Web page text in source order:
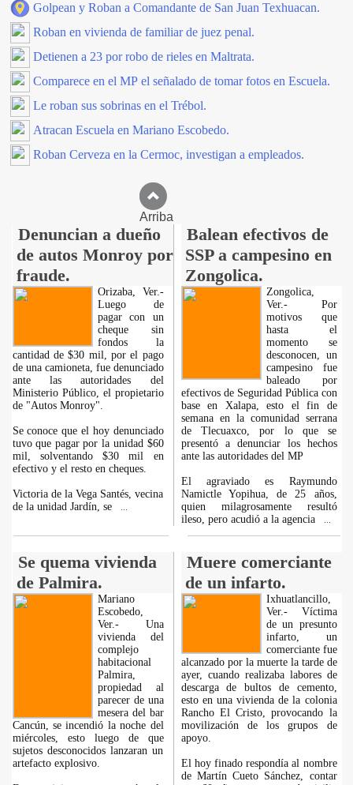
Golpean y Roban a Comandante de San Juan Texhuacan.
Roban en vivienda de familiar de juez penal.
Detienen a 23 por robo de rieles en Maltrata.
Comparece en el MP el señalado de tomar fotos en Escuela.
Le roban sus sobrinas en el Trébol.
Atracan Escuela en Mariano Escobedo.
Roban Cerveza en la Cermoc, investigan a empleados.
Arriba
Denuncian a dueño
de autos Monroy por
fraude.
Balean efectivos de
SSP a campesino en
Zongolica.
Orizaba, Ver.-
Luego de
pagar con un
cheque sin
fondos la
cantidad de $30 mil, por el pago
de una camioneta, fue denunciado
ante las autoridades del
Ministerio Público, el propietario
de "Autos Monroy".
Se conoce que el hoy denunciado
tuvo que pagar por la unidad $60
mil, solventando $30 mil en
efectivo y el resto en cheques.
Victoria de la Vega Santés, vecina
de la unidad Jardín, se
Zongolica,
Ver.- Por
motivos que
hasta el
momento se
desconocen, un
campesino fue
baleado por
efectivos de Seguridad Pública con
base en Xalapa, esto el fin de
semana en la comunidad serrana
de Tlecuaxco, por lo que se
presentó a denunciar los hechos
ante las autoridades del MP
El agraviado es Raymundo
Namictle Yopihua, de 25 años,
quien milagrosamente resultó
ileso, pero acudió a la agencia
Se quema vivienda
de Palmira.
Muere comerciante
de un infarto.
Mariano
Escobedo,
Ver.- Una
vivienda del
complejo
habitacional
Palmira,
propiedad al
parecer de una
mesera del bar
Cancún, se incendió la noche del
miércoles, esto luego de que
sujetos desconocidos lanzaran un
artefacto explosivo.
Ixhuatlancillo,
Ver.- Víctima
de un presunto
infarto, un
comerciante fue
alcanzado por la muerte la tarde de
ayer, cuando realizaba labores de
descarga de bultos de cemento,
esto en una vivienda de la colonia
Rancho El Cristo, provocando la
movilización de los grupos de
apoyo.
El hoy finado respondía al nombre
de Martín Cueto Sánchez, contar